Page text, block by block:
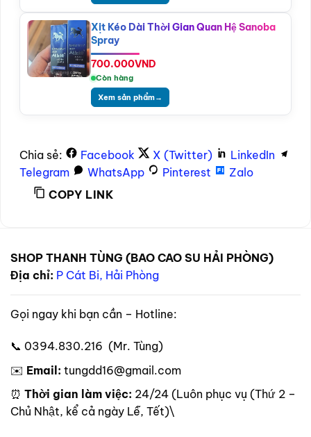
Xịt Kéo Dài Thời Gian Quan Hệ Sanoba
Spray
700.000VND
Còn hàng
Xem sản phẩm→
Chia sẻ: Facebook X (Twitter)
LinkedIn
Telegram
WhatsApp Pinterest
Zalo
COPY LINK
SHOP THANH TÙNG (BAO CAO SU HẢI PHÒNG)
Địa chỉ: P Cát Bi, Hải Phòng
Gọi ngay khi bạn cần – Hotline:
📞 0394.830.216 (Mr. Tùng)
✉️ Email: tungdd16@gmail.com
⏰ Thời gian làm việc: 24/24 (Luôn phục vụ (Thứ 2 –
Chủ Nhật, kể cả ngày Lễ, Tết)\